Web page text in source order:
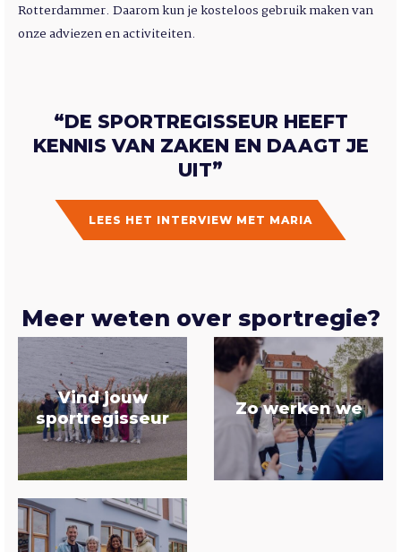
Rotterdammer. Daarom kun je kosteloos gebruik maken van
onze adviezen en activiteiten.
“DE SPORTREGISSEUR HEEFT
KENNIS VAN ZAKEN EN DAAGT JE
UIT”
LEES HET INTERVIEW MET MARIA
Meer weten over sportregie?
Vind jouw
sportregisseur
Zo werken we